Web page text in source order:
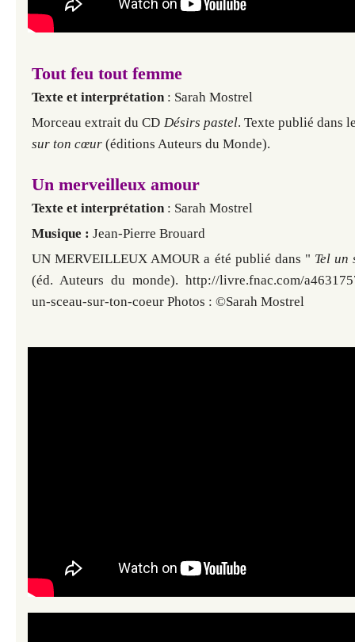
Tout feu tout femme
Texte et interprétation: Sarah Mostrel
Morceau extrait du CD Désirs pastel. Texte publié dans
sur ton cœur (éditions Auteurs du Monde).
Un merveilleux amour
Texte et interprétation: Sarah Mostrel
Musique : Jean-Pierre Brouard
UN MERVEILLEUX AMOUR a été publié dans " Tel un
(éd. Auteurs du monde). http://livre.fnac.com/
un-sceau-sur-ton-coeur Photos : ©Sarah Mostrel